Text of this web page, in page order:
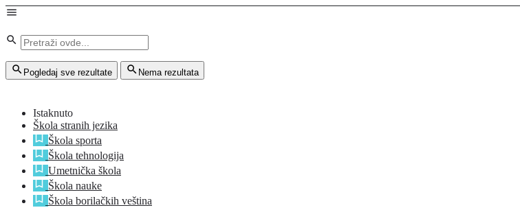
Pogledaj sve rezultate Nema rezultata
Istaknuto
Škola stranih jezika
Škola sporta
Škola tehnologija
Umetnička škola
Škola nauke
Škola borilačkih veština